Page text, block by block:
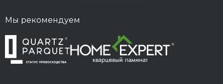
Мы рекомендуем